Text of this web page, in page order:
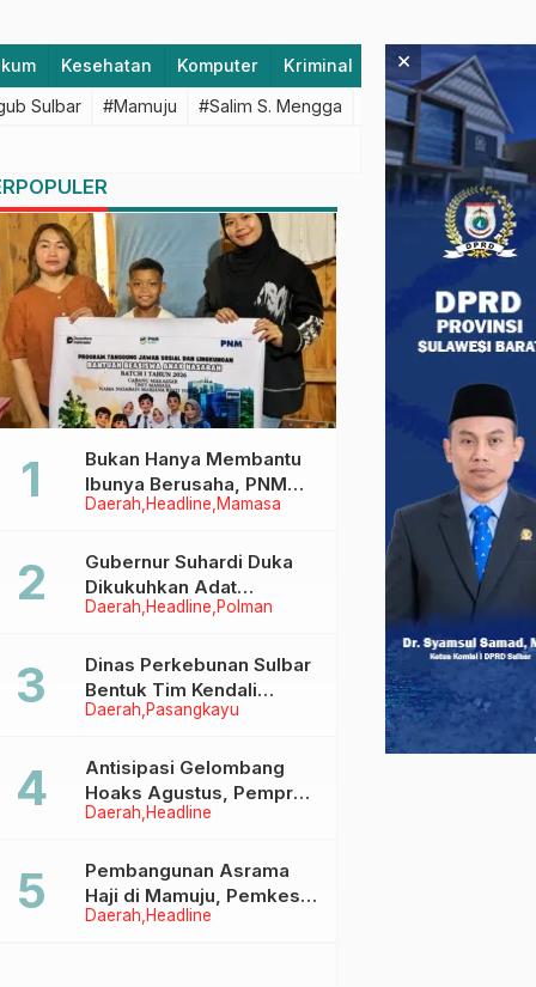
Kesehatan Komputer Kriminal Lifestyle
Sulbar #Mamuju #Salim S. Mengga #featured #Polda
Daerah Headline Mamasa
Bukan Hanya Membantu
Ibunya Berusaha, PNM
Juga Menjaga Mimpi
Menggapai Cita-Cita
Daerah Headline Polman
Gubernur Suhardi Duka
Dikukuhkan Adat
Balanipa, Raih Gelar Sulo
Daerah Pasangkayu
Dinas Perkebunan Sulbar
Bentuk Tim Kendali
Internal ICS untuk Dukung
di Pasangkayu
Daerah Headline
Antisipasi Gelombang
Hoaks Agustus, Pemprov
Sulbar Ajak Warga Jaga
Daerah Headline
Pembangunan Asrama
Haji di Mamuju, Pemkesra
dan Kementerian Haji
×